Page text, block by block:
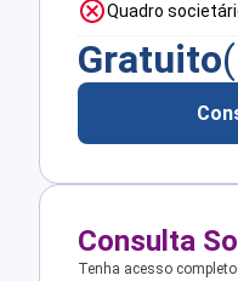
Quadro
Gratuito
Consulta
Tenha acesso